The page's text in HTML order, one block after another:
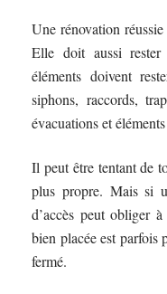
Une rénovation
Elle doit aussi rester
éléments doivent
siphons, raccords,
évacuations et
Il peut être tentant de
plus propre. Mais si
d’accès peut obliger
bien placée est parfois
fermé.